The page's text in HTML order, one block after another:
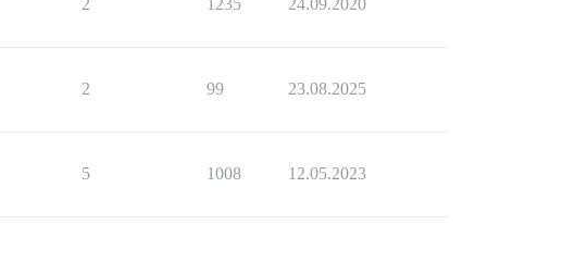
2 1235 24.09.2020
2 99 23.08.2025
5 1008 12.05.2023